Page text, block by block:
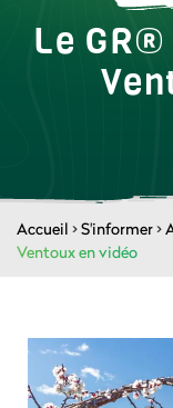
Le
Accueil >S'informer>
Ventoux en vidéo